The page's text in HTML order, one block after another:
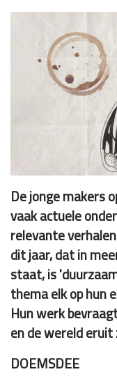
De jonge makers
vaak actuele
relevante
dit jaar, dat in
staat, is
thema elk op hun
Hun werk
en de wereld eruit
DOEMSDEE